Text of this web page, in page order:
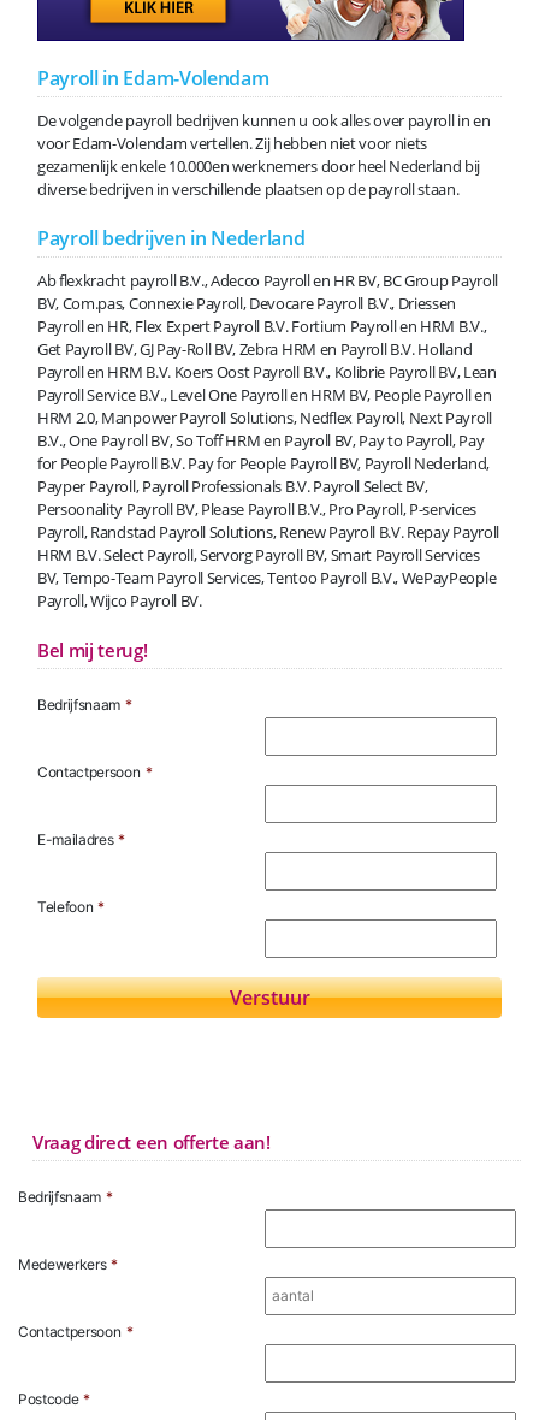
Payroll in Edam-Volendam
De volgende payroll bedrijven kunnen u ook alles over payroll in en
voor Edam-Volendam vertellen. Zij hebben niet voor niets
gezamenlijk enkele 10.000en werknemers door heel Nederland bij
diverse bedrijven in verschillende plaatsen op de payroll staan.
Payroll bedrijven in Nederland
Ab flexkracht payroll B.V., Adecco Payroll en HR BV, BC Group Payroll
BV, Com.pas, Connexie Payroll, Devocare Payroll B.V., Driessen
Payroll en HR, Flex Expert Payroll B.V. Fortium Payroll en HRM B.V.,
Get Payroll BV, GJ Pay-Roll BV, Zebra HRM en Payroll B.V. Holland
Payroll en HRM B.V. Koers Oost Payroll B.V., Kolibrie Payroll BV, Lean
Payroll Service B.V., Level One Payroll en HRM BV, People Payroll en
HRM 2.0, Manpower Payroll Solutions, Nedflex Payroll, Next Payroll
B.V., One Payroll BV, So Toff HRM en Payroll BV, Pay to Payroll, Pay
for People Payroll B.V. Pay for People Payroll BV, Payroll Nederland,
Payper Payroll, Payroll Professionals B.V. Payroll Select BV,
Persoonality Payroll BV, Please Payroll B.V., Pro Payroll, P-services
Payroll, Randstad Payroll Solutions, Renew Payroll B.V. Repay Payroll
HRM B.V. Select Payroll, Servorg Payroll BV, Smart Payroll Services
BV, Tempo-Team Payroll Services, Tentoo Payroll B.V., WePayPeople
Payroll, Wijco Payroll BV.
Bel mij terug!
Bedrijfsnaam *
Contactpersoon *
E-mailadres *
Telefoon *
Vraag direct een offerte aan!
Bedrijfsnaam *
Medewerkers *
Contactpersoon *
Postcode *